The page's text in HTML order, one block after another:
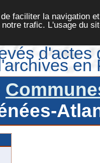
faciliter la navigation
trafic. L'usage du
d'actes
en